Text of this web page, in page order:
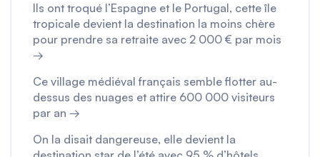
Ils ont troqué l’Espagne et le Portugal, cette île
tropicale devient la destination la moins chère
pour prendre sa retraite avec 2 000 € par mois
→
Ce village médiéval français semble flotter au-
dessus des nuages et attire 600 000 visiteurs
par an →
On la disait dangereuse, elle devient la